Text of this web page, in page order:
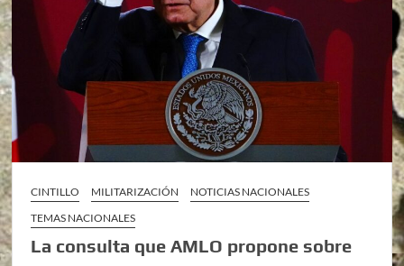
CINTILLO MILITARIZACIÓN
NOTICIAS NACIONALES
TEMAS NACIONALES
La consulta que AMLO propone sobre